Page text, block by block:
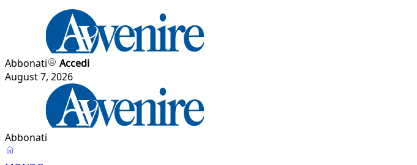
Abbonati
Accedi
August 7, 2026
Abbonati